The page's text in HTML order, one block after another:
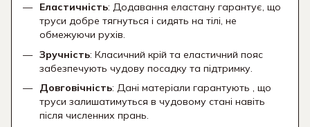
Еластичність: Додавання еластану гарантує, що
труси добре тягнуться і сидять на тілі, не
обмежуючи рухів.
Зручність: Класичний крій та еластичний пояс
забезпечують чудову посадку та підтримку.
Довговічність: Дані матеріали гарантують , що
труси залишатимуться в чудовому стані навіть
після численних прань.